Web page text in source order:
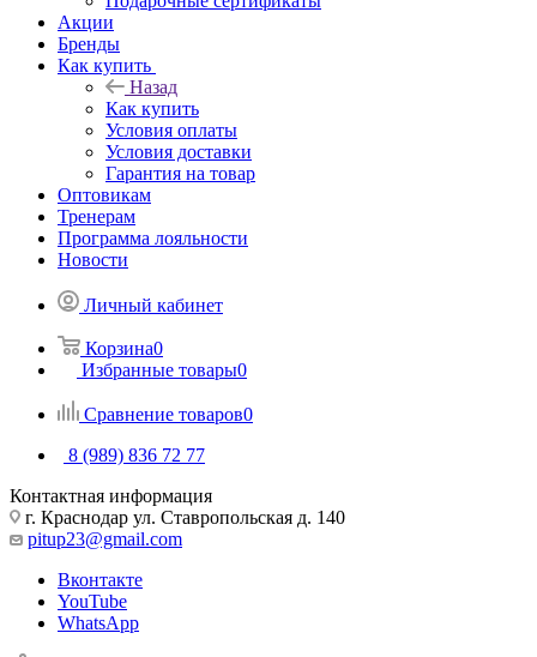
Акции
Бренды
Как купить
Назад
Как купить
Условия оплаты
Условия доставки
Гарантия на товар
Оптовикам
Тренерам
Программа лояльности
Новости
Личный кабинет
Корзина0
Избранные товары0
Сравнение товаров0
8 (989) 836 72 77
Контактная информация
г. Краснодар ул. Ставропольская д. 140
pitup23@gmail.com
Вконтакте
YouTube
WhatsApp